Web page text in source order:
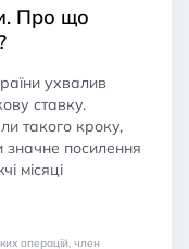
Про що
ухвалив
ставку.
такого кроку,
значне посилення
місяці
операцій, член